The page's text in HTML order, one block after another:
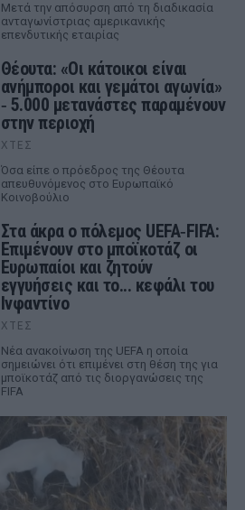
Μετά την απόσυρση από τη διαδικασία
ανταγωνίστριας αμερικανικής
επενδυτικής εταιρίας
Θέουτα: «Οι κάτοικοι είναι
ανήμποροι και γεμάτοι αγωνία»
‑ 5.000 μετανάστες παραμένουν
στην περιοχή
ΧΤΕΣ
Όσα είπε ο πρόεδρος της Θέουτα
απευθυνόμενος στο Ευρωπαϊκό
Κοινοβούλιο
Στα άκρα ο πόλεμος UEFA‑FIFA:
Επιμένουν στο μποϊκοτάζ οι
Ευρωπαίοι και ζητούν
εγγυήσεις και το... κεφάλι του
Ινφαντίνο
ΧΤΕΣ
Νέα ανακοίνωση της UEFA η οποία
σημειώνει ότι επιμένει στη θέση της για
μποϊκοτάζ από τις διοργανώσεις της
FIFA